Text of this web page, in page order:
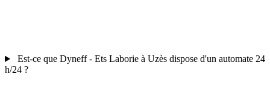
Est-ce que Dyneff - Ets Laborie à Uzès dispose d'un automate 24
h/24 ?